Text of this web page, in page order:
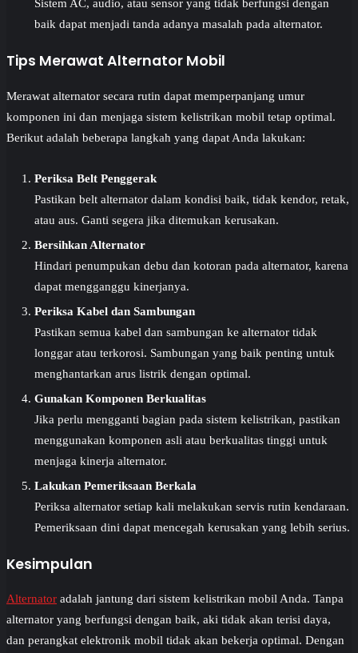
Sistem AC, audio, atau sensor yang tidak berfungsi dengan
baik dapat menjadi tanda adanya masalah pada alternator.
Tips Merawat Alternator Mobil
Merawat alternator secara rutin dapat memperpanjang umur
komponen ini dan menjaga sistem kelistrikan mobil tetap optimal.
Berikut adalah beberapa langkah yang dapat Anda lakukan:
Periksa Belt Penggerak
Pastikan belt alternator dalam kondisi baik, tidak kendor, retak,
atau aus. Ganti segera jika ditemukan kerusakan.
Bersihkan Alternator
Hindari penumpukan debu dan kotoran pada alternator, karena
dapat mengganggu kinerjanya.
Periksa Kabel dan Sambungan
Pastikan semua kabel dan sambungan ke alternator tidak
longgar atau terkorosi. Sambungan yang baik penting untuk
menghantarkan arus listrik dengan optimal.
Gunakan Komponen Berkualitas
Jika perlu mengganti bagian pada sistem kelistrikan, pastikan
menggunakan komponen asli atau berkualitas tinggi untuk
menjaga kinerja alternator.
Lakukan Pemeriksaan Berkala
Periksa alternator setiap kali melakukan servis rutin kendaraan.
Pemeriksaan dini dapat mencegah kerusakan yang lebih serius.
Kesimpulan
Alternator adalah jantung dari sistem kelistrikan mobil Anda. Tanpa
alternator yang berfungsi dengan baik, aki tidak akan terisi daya,
dan perangkat elektronik mobil tidak akan bekerja optimal. Dengan